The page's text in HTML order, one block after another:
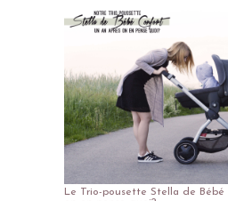
Le Trio-pousette Stella de